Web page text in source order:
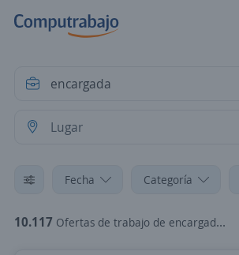
Fecha Categoría
10.117 Ofertas de trabajo de encargada en Chile